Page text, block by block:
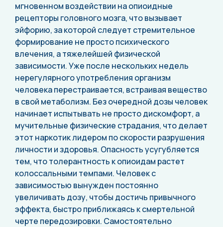
мгновенном воздействии на опиоидные
рецепторы головного мозга, что вызывает
эйфорию, за которой следует стремительное
формирование не просто психического
влечения, а тяжелейшей физической
зависимости. Уже после нескольких недель
нерегулярного употребления организм
человека перестраивается, встраивая вещество
в свой метаболизм. Без очередной дозы человек
начинает испытывать не просто дискомфорт, а
мучительные физические страдания, что делает
этот наркотик лидером по скорости разрушения
личности и здоровья. Опасность усугубляется
тем, что толерантность к опиоидам растет
колоссальными темпами. Человек с
зависимостью вынужден постоянно
увеличивать дозу, чтобы достичь привычного
эффекта, быстро приближаясь к смертельной
черте передозировки. Самостоятельно